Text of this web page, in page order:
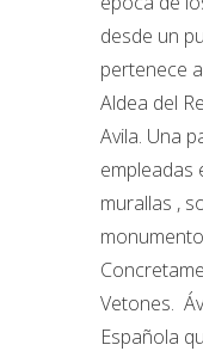
desde un
pertenece
Aldea del
Avila. Una
empleadas
murallas ,
Vetones.
Española